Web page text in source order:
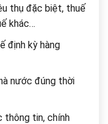
thụ đặc biệt, thuế
khác…
định kỳ hàng
nước đúng thời
thông tin, chính